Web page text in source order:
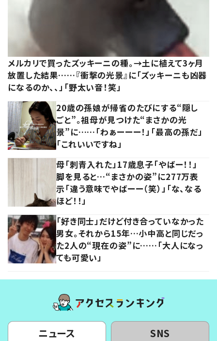
メルカリで買ったズッキーニの種。→土に植えて3ヶ月
放置した結果……『衝撃の光景』に「ズッキーニも凶器
になるのか、、」「野太い音！笑」
20歳の孫娘が帰省のたびにする“隠し
ごと”。祖母が見つけた“まさかの光
景”に……「わぁーーー！」「最高の孫だ」
「これいいですね」
母「刺青入れた」17歳息子「やばー！！」
脚を見ると…“まさかの姿”に277万表
示「違う意味でやばーー（笑）」「な、なる
ほど！！」
「好き同士」だけど付き合っていなかった
男女。それから15年…小中高と同じだっ
た2人の“現在の姿”に……「大人になっ
ても可愛い」
ニュース SNS